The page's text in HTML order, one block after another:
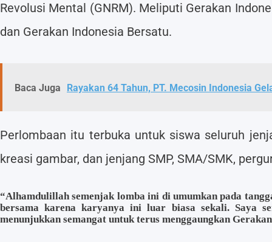
Revolusi Mental (GNRM). Meliputi Gerakan
dan Gerakan Indonesia Bersatu.
Baca Juga Rayakan 64 Tahun, PT. Mecosin Indonesia
Perlombaan itu terbuka untuk siswa seluruh
kreasi gambar, dan jenjang SMP, SMA/SMK,
“Alhamdulillah semenjak lomba ini di umumkan pada
bersama karena karyanya ini luar biasa sekali. Saya
menunjukkan semangat untuk terus menggaungkan